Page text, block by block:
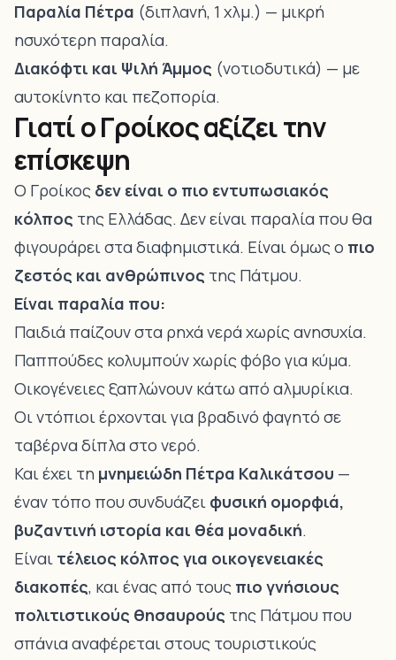
Παραλία Πέτρα (διπλανή, 1 χλμ.) — μικρή
ησυχότερη παραλία.
Διακόφτι και Ψιλή Άμμος (νοτιοδυτικά) — με
αυτοκίνητο και πεζοπορία.
Γιατί ο Γροίκος αξίζει την
επίσκεψη
Ο Γροίκος δεν είναι ο πιο εντυπωσιακός
κόλπος της Ελλάδας. Δεν είναι παραλία που θα
φιγουράρει στα διαφημιστικά. Είναι όμως ο πιο
ζεστός και ανθρώπινος της Πάτμου.
Είναι παραλία που:
Παιδιά παίζουν στα ρηχά νερά χωρίς ανησυχία.
Παππούδες κολυμπούν χωρίς φόβο για κύμα.
Οικογένειες ξαπλώνουν κάτω από αλμυρίκια.
Οι ντόπιοι έρχονται για βραδινό φαγητό σε
ταβέρνα δίπλα στο νερό.
Και έχει τη μνημειώδη Πέτρα Καλικάτσου —
έναν τόπο που συνδυάζει φυσική ομορφιά,
βυζαντινή ιστορία και θέα μοναδική.
Είναι τέλειος κόλπος για οικογενειακές
διακοπές, και ένας από τους πιο γνήσιους
πολιτιστικούς θησαυρούς της Πάτμου που
σπάνια αναφέρεται στους τουριστικούς